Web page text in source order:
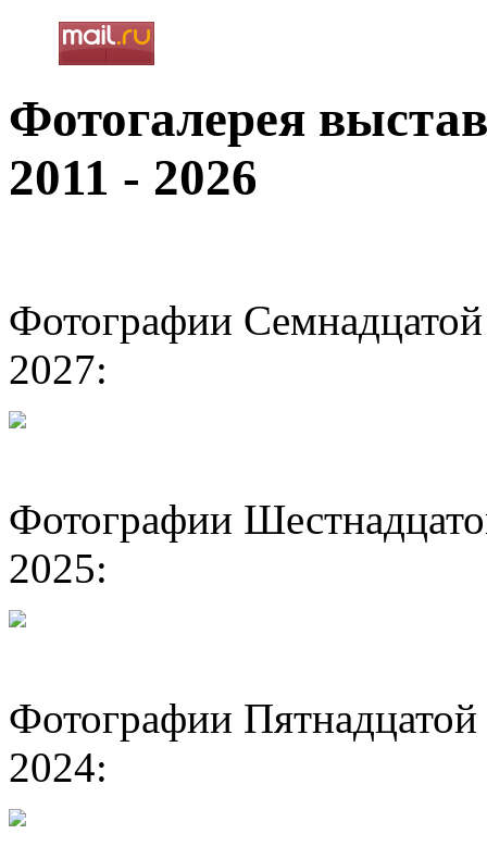
Фотогалерея
2011 - 2026
Фотографии
2027:
Фотографии
2025:
Фотографии
2024: